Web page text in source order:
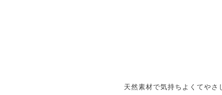
天然素材で気持ちよくてや